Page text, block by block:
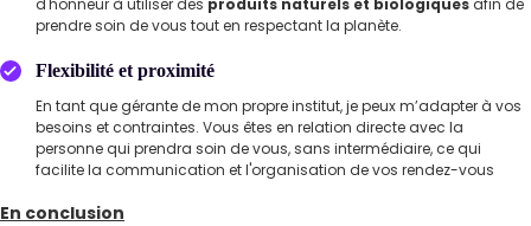
prendre soin de vous tout en respectant la planète.
Flexibilité et proximité
En tant que gérante de mon propre institut, je peux m’adapter à vos
besoins et contraintes. Vous êtes en relation directe avec la
personne qui prendra soin de vous, sans intermédiaire, ce qui
facilite la communication et l'organisation de vos rendez-vous
En conclusion